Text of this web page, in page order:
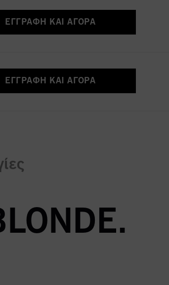
ΕΓΓΡΑΦΉ ΚΑΙ ΑΓΟΡΆ
ΕΓΓΡΑΦΉ ΚΑΙ ΑΓΟΡΆ